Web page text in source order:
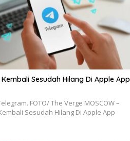
Sesudah Hilang Di Apple App
FOTO/ The Verge MOSCOW –
Sesudah Hilang Di Apple App